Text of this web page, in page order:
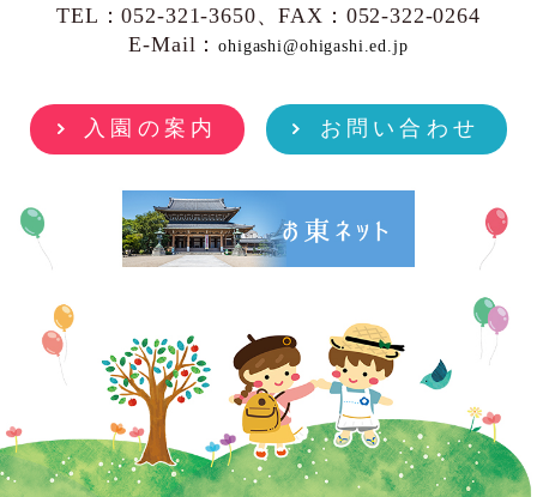
TEL：052-321-3650、FAX：052-322-0264
E-Mail：ohigashi@ohigashi.ed.jp
入園の案内 お問い合わせ